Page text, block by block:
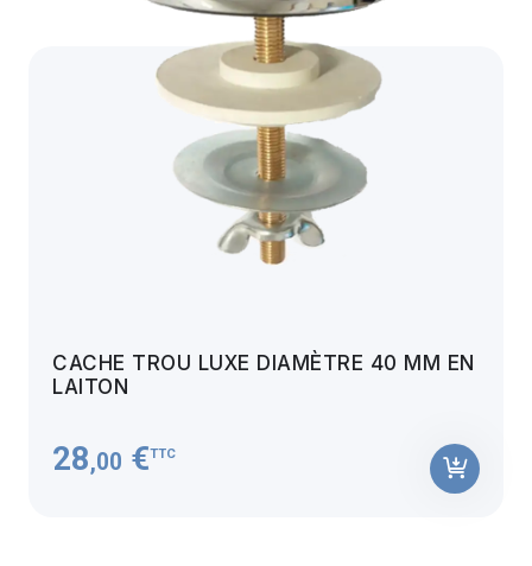
CACHE TROU LUXE DIAMÈTRE 40 MM EN
LAITON
28,00 €TTC